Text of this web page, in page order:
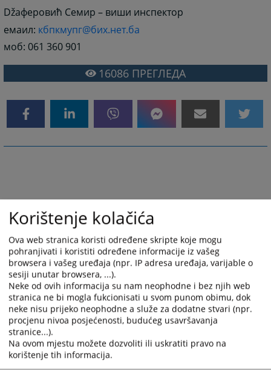
Džаферовић Семир – виши инспектор
емаил: кбпкмупг@бих.нет.ба
моб: 061 360 901
16086 ПРЕГЛЕДА
Korištenje kolačića
Ova web stranica koristi određene skripte koje mogu
pohranjivati i koristiti određene informacije iz vašeg
browsera i vašeg uređaja (npr. IP adresa uređaja, varijable o
sesiji unutar browsera, ...).
Neke od ovih informacija su nam neophodne i bez njih web
stranica ne bi mogla fukcionisati u svom punom obimu, dok
neke nisu prijeko neophodne a služe za dodatne stvari (npr.
procjenu nivoa posjećenosti, budućeg usavršavanja
stranice...).
Na ovom mjestu možete dozvoliti ili uskratiti pravo na
korištenje tih informacija.